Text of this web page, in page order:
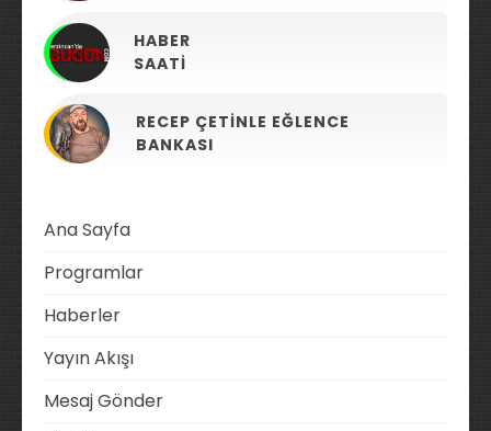
HABER
SAATI
RECEP ÇETINLE EĞLENCE
BANKASI
Ana Sayfa
Programlar
Haberler
Yayın Akışı
Mesaj Gönder